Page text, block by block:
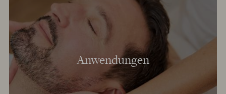
Anwendungen